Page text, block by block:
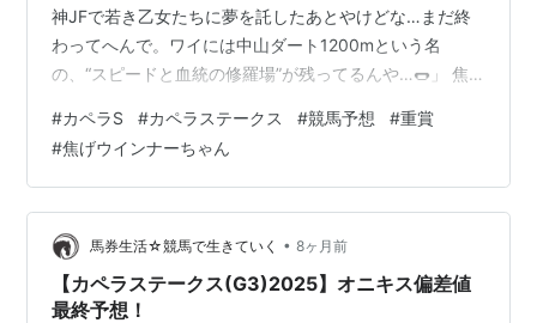
神JFで若き乙女たちに夢を託したあとやけどな…まだ終
わってへんで。ワイには中山ダート1200mという名
の、“スピードと血統の修羅場”が残ってるんや…🌭」 焦
ラSって、速くて・荒れて・当たると気持ちいいレースだ
よね🐎✨」 焦げウインナー「せや。芝スタートで33秒
台、前が飛ばしすぎたら坂で止まって、気付いたら後ろ
からズドンや。」 焦げウインナーちゃん「つまり…“ちゃ
んと考えないと全部焦げる”ってことだね？」 焦げウイン
ナー「……うまいこと…
#カペラS #カペラステークス #競馬予想 #重賞
#焦げウインナーちゃん
馬券生活☆競馬で生きていく • 8ヶ月前
【カペラステークス(G3)2025】オニキス偏差値
最終予想！